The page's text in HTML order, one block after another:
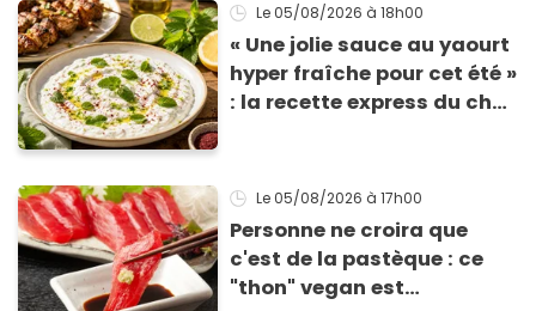
Le 05/08/2026 à 18h00
« Une jolie sauce au yaourt
hyper fraîche pour cet été »
: la recette express du chef
grillades
Le 05/08/2026 à 17h00
Personne ne croira que
c'est de la pastèque : ce
"thon" vegan est